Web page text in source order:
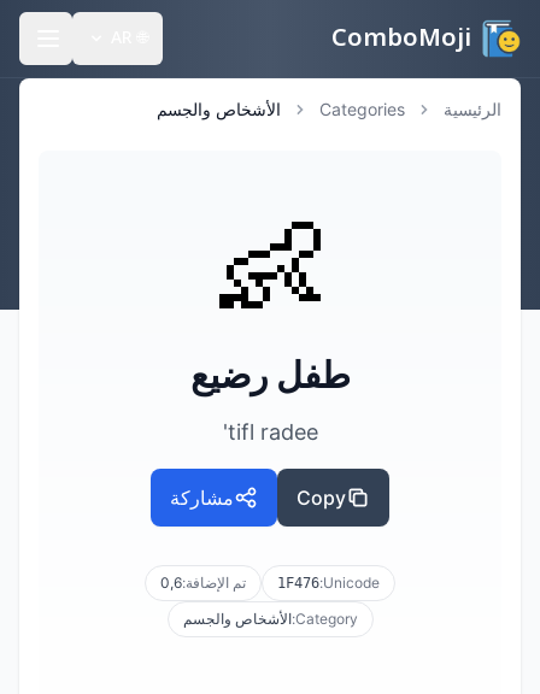
ComboMoji
الرئيسية Categories الأشخاص والجسم
👶
طفل رضيع
tifl radee'
Copy مشاركة
Unicode:
1F476 تم الإضافة:0,6
Category: الأشخاص والجسم